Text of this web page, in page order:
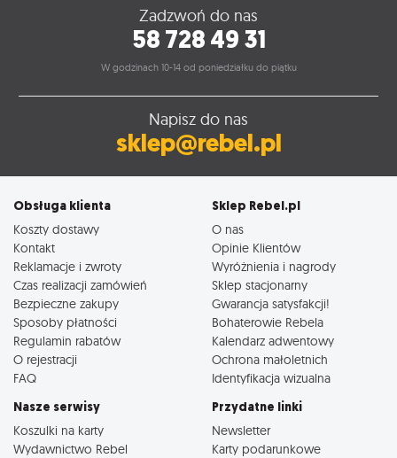
Zadzwoń do nas
58 728 49 31
W godzinach 10-14 od poniedziałku do piątku
Napisz do nas
sklep@rebel.pl
Obsługa klienta
Koszty dostawy
Kontakt
Reklamacje i zwroty
Czas realizacji zamówień
Bezpieczne zakupy
Sposoby płatności
Regulamin rabatów
O rejestracji
FAQ
Sklep Rebel.pl
O nas
Opinie Klientów
Wyróżnienia i nagrody
Sklep stacjonarny
Gwarancja satysfakcji!
Bohaterowie Rebela
Kalendarz adwentowy
Ochrona małoletnich
Identyfikacja wizualna
Nasze serwisy
Koszulki na karty
Wydawnictwo Rebel
Przydatne linki
Newsletter
Karty podarunkowe